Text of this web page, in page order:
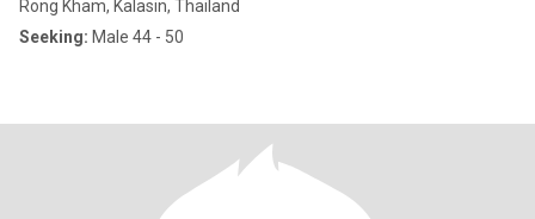
Rong Kham, Kalasin, Thailand
Seeking: Male 44 - 50